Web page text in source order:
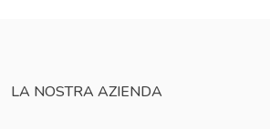
LA NOSTRA AZIENDA